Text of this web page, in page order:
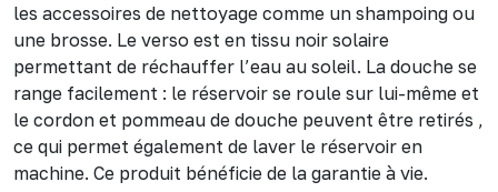
les accessoires de nettoyage comme un shampoing ou
une brosse. Le verso est en tissu noir solaire
permettant de réchauffer l’eau au soleil. La douche se
range facilement : le réservoir se roule sur lui-même et
le cordon et pommeau de douche peuvent être retirés ,
ce qui permet également de laver le réservoir en
machine. Ce produit bénéficie de la garantie à vie.